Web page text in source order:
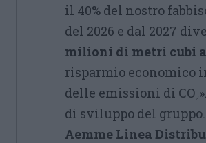
il 40% del nostro
del 2026 e dal 2027
milioni di metri cubi
risparmio economico
delle emissioni di
di sviluppo del
Aemme Linea